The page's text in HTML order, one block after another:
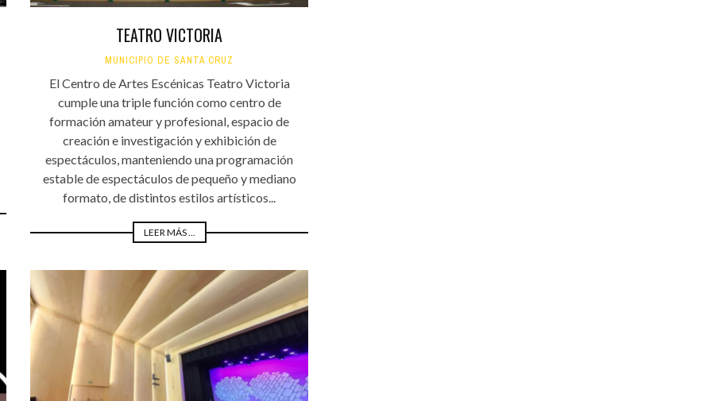
TEATRO VICTORIA
MUNICIPIO DE SANTA CRUZ
El Centro de Artes Escénicas Teatro Victoria
cumple una triple función como centro de
formación amateur y profesional, espacio de
creación e investigación y exhibición de
espectáculos, manteniendo una programación
estable de espectáculos de pequeño y mediano
formato, de distintos estilos artísticos...
LEER MÁS ...